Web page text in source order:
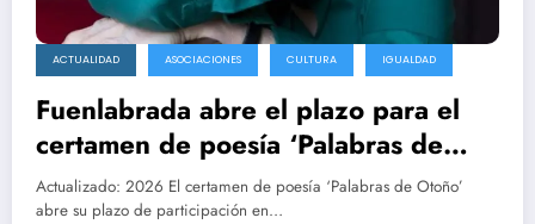
ACTUALIDAD ASOCIACIONES CULTURA IGUALDAD
Fuenlabrada abre el plazo para el
certamen de poesía ‘Palabras de
Otoño’ hasta el 30 de septiembre
Actualizado: 2026 El certamen de poesía ‘Palabras de Otoño’
abre su plazo de participación en…